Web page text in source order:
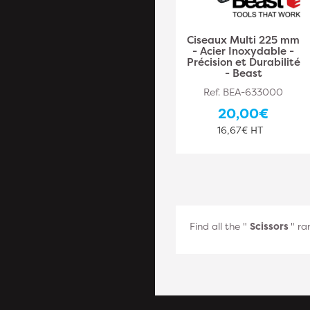
Ciseaux Multi 225 mm
- Acier Inoxydable -
Précision et Durabilité
- Beast
Ref. BEA-633000
20,00€
16,67€ HT
Find all the " Scissors "